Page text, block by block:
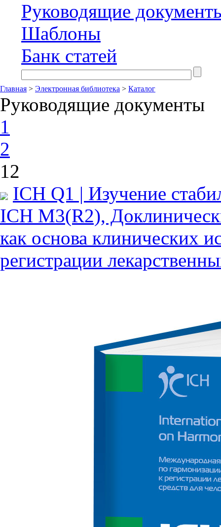
Руководящие
Шаблоны
Банк статей
Главная > Электронная библиотека > Каталог
Руководящие документы
1
2
12
ICH Q1 | Изучение
ICH M3(R2),
как основа клинических
регистрации